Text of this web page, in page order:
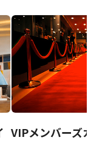
VIPメンバーズカ